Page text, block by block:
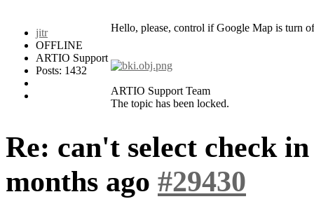
jitr
OFFLINE
ARTIO Support
Posts: 1432
Hello, please, control if Google Map is turn
ARTIO Support Team
The topic has been locked.
Re: can't select check
months ago #29430